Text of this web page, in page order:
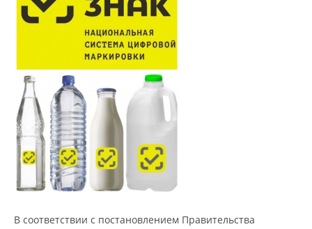
В соответствии с постановлением Правительства